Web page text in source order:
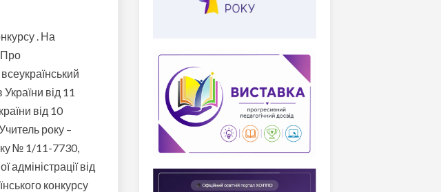
. На
від 11
від 10
року –
№ 1/11-7730,
від
конкурсу